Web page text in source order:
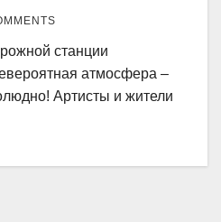
станции
атмосфера –
Артисты и жители